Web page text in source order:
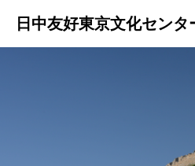
日中友好東京文化センタ